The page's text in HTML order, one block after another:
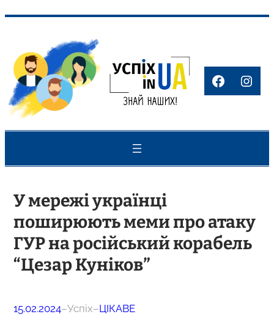
вмісту
У мережі українці
поширюють меми про атаку
ГУР на російський корабель
“Цезар Куніков”
15.02.2024–Успіх–ЦІКАВЕ